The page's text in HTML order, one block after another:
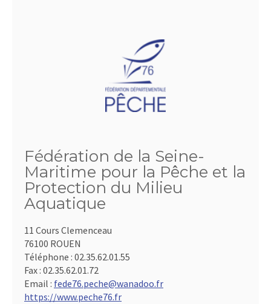
Fédération de la Seine-
Maritime pour la Pêche et la
Protection du Milieu
Aquatique
11 Cours Clemenceau
76100 ROUEN
Téléphone : 02.35.62.01.55
Fax : 02.35.62.01.72
Email : fede76.peche@wanadoo.fr
https://www.peche76.fr